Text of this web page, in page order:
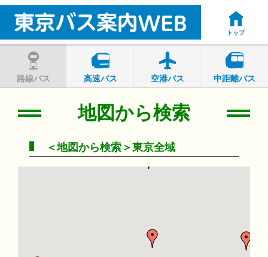
トップ
路線バス 高速バス 空港バス 中距離バス
地図から検索
＜地図から検索＞東京全域